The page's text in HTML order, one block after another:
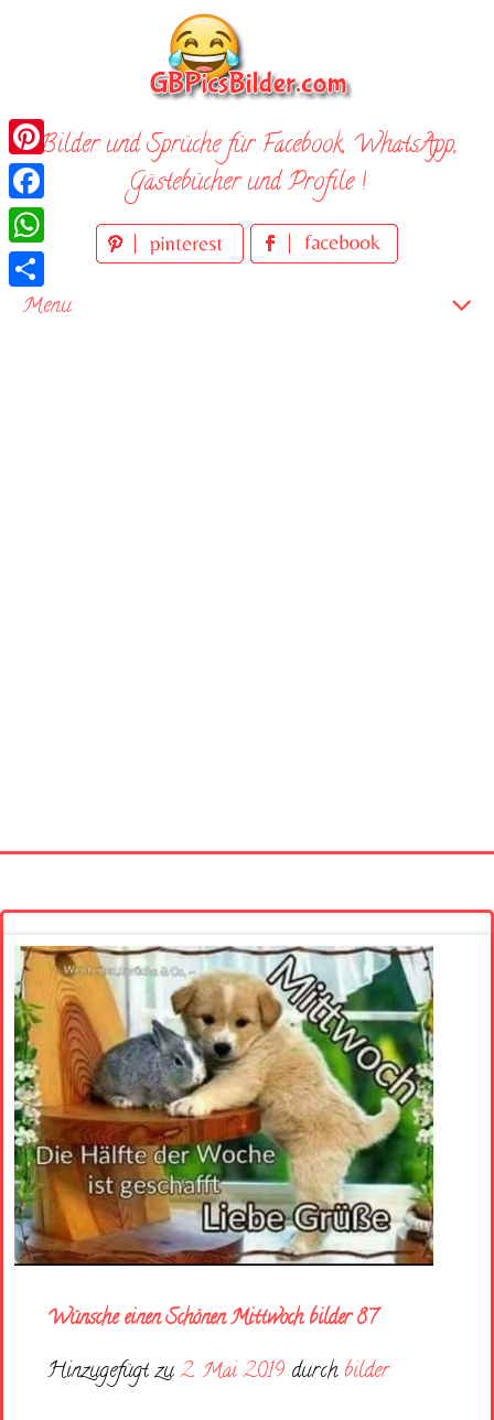
Bilder und Sprüche für Facebook, WhatsApp,
Gästebücher und Profile !
Menu
Wünsche einen Schönen Mittwoch bilder 87
Hinzugefügt zu2. Mai 2019 durch bilder
Pinterest
Facebook
WhatsApp
Teilen